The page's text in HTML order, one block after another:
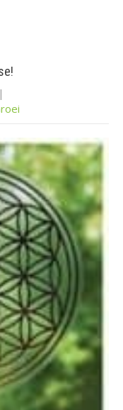
|